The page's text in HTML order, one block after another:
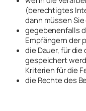
(berechtigtes
dann müssen
gegebenenfalls
Empfängern der
die Dauer, für
gespeichert
Kriterien für die
die Rechte des